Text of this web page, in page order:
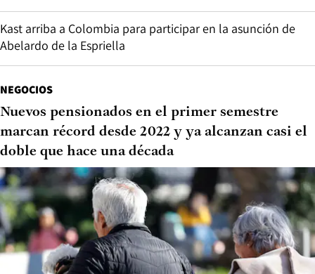
Kast arriba a Colombia para participar en la asunción de
Abelardo de la Espriella
NEGOCIOS
Nuevos pensionados en el primer semestre
marcan récord desde 2022 y ya alcanzan casi el
doble que hace una década